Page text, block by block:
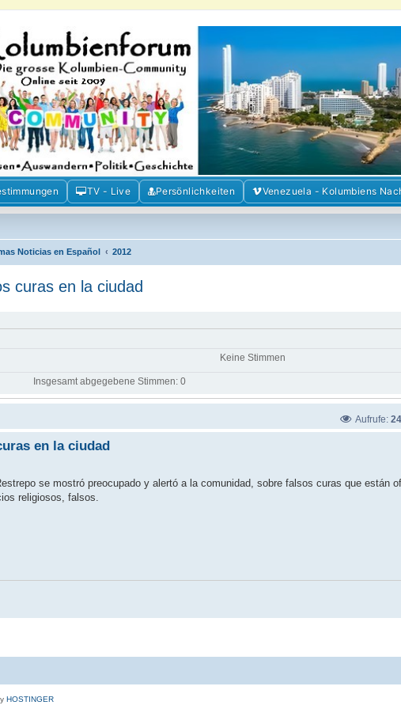
der Freunde Kolumbiens
und Venezuela. Austausch, Erfahrungen und Gemeinschaft im Kolumbienforum
TV - Live Persönlichkeiten Venezuela - Kolumbiens
Noticias en Español 2012
curas en la ciudad
Keine Stimmen
Insgesamt abgegebene Stimmen: 0
Aufrufe:
en la ciudad
se mostró preocupado y alertó a la comunidad, sobre falsos curas que están
religiosos, falsos.
HOSTINGER